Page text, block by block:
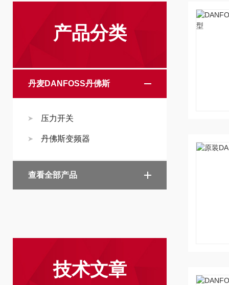
产品分类
丹麦DANFOSS丹佛斯
压力开关
丹佛斯变频器
查看全部产品
技术文章